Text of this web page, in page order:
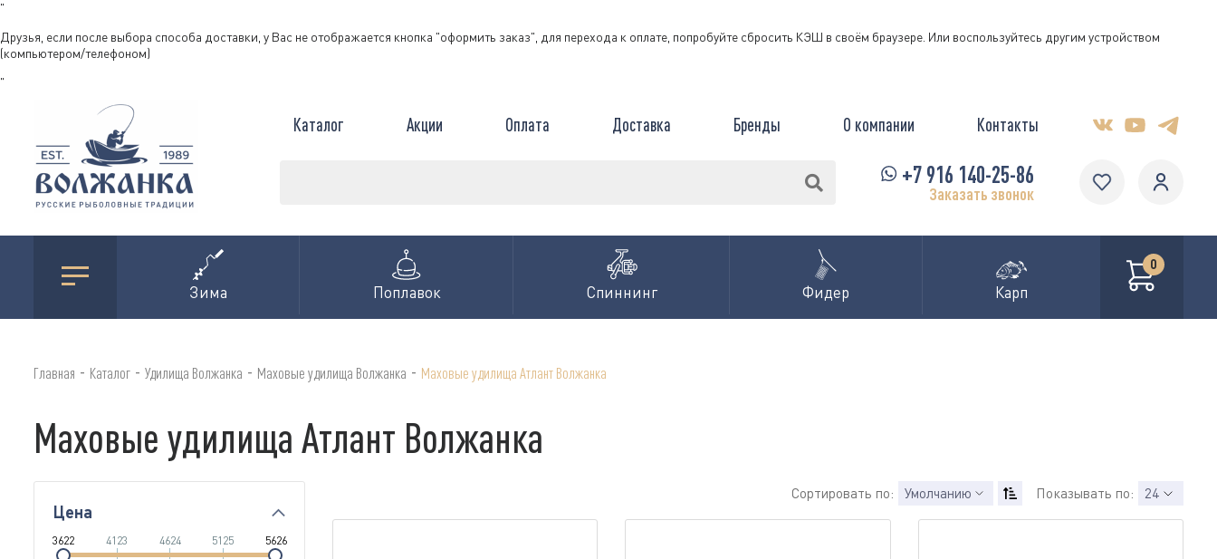
"
Друзья, если после выбора способа доставки, у Вас не отображается кнопка "оформить заказ", для перехода к оплате, попробуйте сбросить КЭШ в своём браузере. Или воспользуйтесь другим устройством
(компьютером/телефоном)
"
Каталог Акции Оплата Доставка Бренды О компании Контакты
+7 916 140-25-86
Заказать звонок
Зима Поплавок Спиннинг Фидер Карп
0
Главная - Каталог - Удилища Волжанка - Маховые удилища Волжанка - Маховые удилища Атлант Волжанка
Маховые удилища Атлант Волжанка
Цена
3622 4123 4624 5125 5626
Сортировать по: Умолчанию Показывать по: 24